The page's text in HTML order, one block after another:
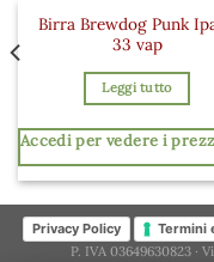
Birra Brewdog Punk
33 vap
Leggi tutto
Accedi per vedere i
ai preferiti
Privacy Policy Termini
P. IVA 03649630823 ·